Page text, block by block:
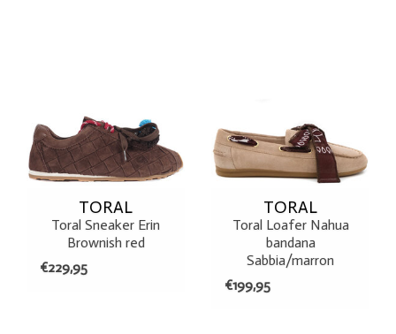
TORAL
Toral Sneaker Erin
Brownish red
€229,95
TORAL
Toral Loafer Nahua
bandana
Sabbia/marron
€199,95